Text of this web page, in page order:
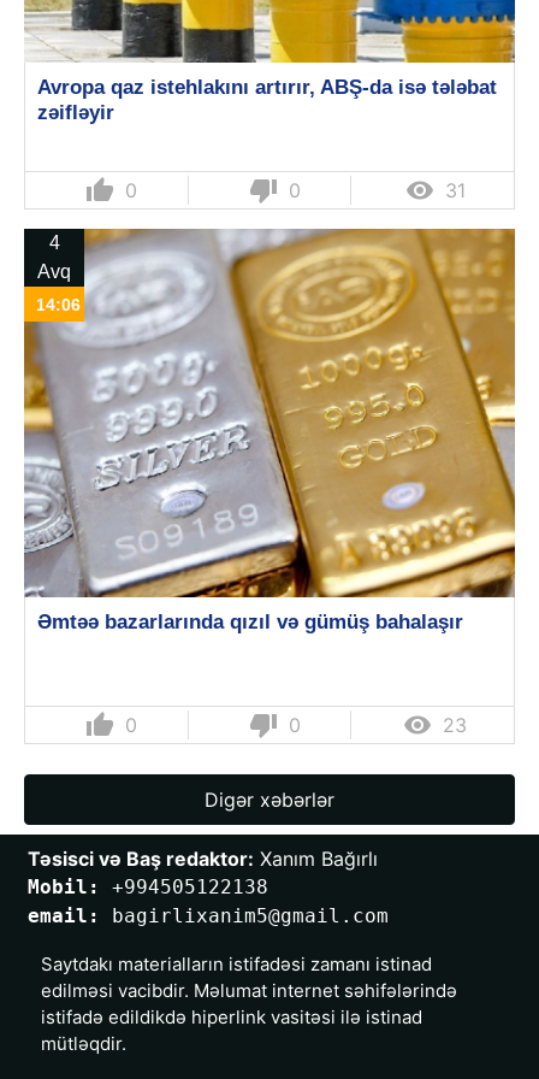
Avropa qaz istehlakını artırır, ABŞ-da isə tələbat
zəifləyir
thumb_up 0 thumb_down 0  31
4
Avq
14:06
Əmtəə bazarlarında qızıl və gümüş bahalaşır
thumb_up 0 thumb_down 0  23
Digər xəbərlər
Təsisci və Baş redaktor: Xanım Bağırlı
Mobil: +994505122138
email:
bagirlixanim5@gmail.com
Saytdakı materialların istifadəsi zamanı istinad
edilməsi vacibdir. Məlumat internet səhifələrində
istifadə edildikdə hiperlink vasitəsi ilə istinad
mütləqdir.